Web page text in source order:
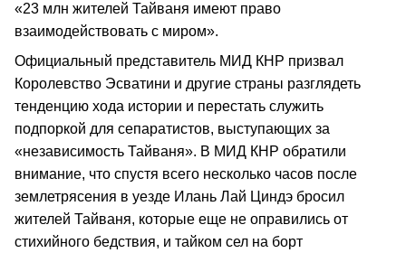
«23 млн жителей Тайваня имеют право
взаимодействовать с миром».
Официальный представитель МИД КНР призвал
Королевство Эсватини и другие страны разглядеть
тенденцию хода истории и перестать служить
подпоркой для сепаратистов, выступающих за
«независимость Тайваня». В МИД КНР обратили
внимание, что спустя всего несколько часов после
землетрясения в уезде Илань Лай Циндэ бросил
жителей Тайваня, которые еще не оправились от
стихийного бедствия, и тайком сел на борт